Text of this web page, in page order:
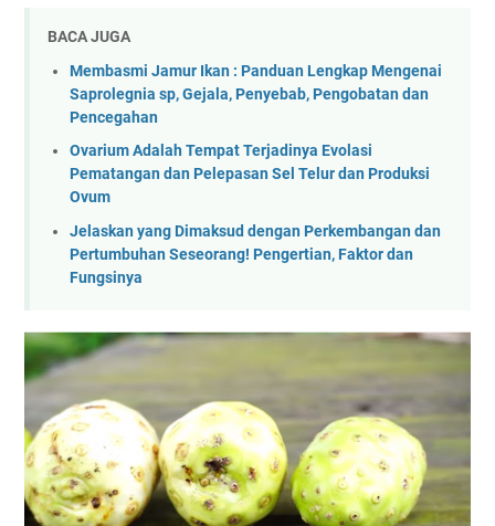
BACA JUGA
Membasmi Jamur Ikan : Panduan Lengkap Mengenai
Saprolegnia sp, Gejala, Penyebab, Pengobatan dan
Pencegahan
Ovarium Adalah Tempat Terjadinya Evolasi
Pematangan dan Pelepasan Sel Telur dan Produksi
Ovum
Jelaskan yang Dimaksud dengan Perkembangan dan
Pertumbuhan Seseorang! Pengertian, Faktor dan
Fungsinya